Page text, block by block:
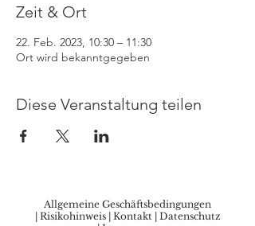
Zeit & Ort
22. Feb. 2023, 10:30 – 11:30
Ort wird bekanntgegeben
Diese Veranstaltung teilen
Allgemeine Geschäftsbedingungen
| Risikohinweis| Kontakt | Datenschutz